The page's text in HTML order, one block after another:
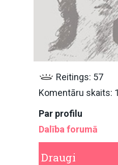
Reitings: 57
Komentāru skaits:
Par profilu
Dalība forumā
Draugi